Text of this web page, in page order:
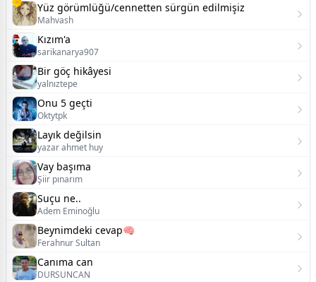
Yüz görümlüğü/cennetten sürgün edilmişiz
Mahvash
Kızım'a
sarikanarya907
Bir göç hikâyesi
yalnıztepe
Onu 5 geçti
Oktytpk
Layık değilsin
yazar ahmet huy
Vay başıma
Şiir pınarım
Suçu ne..
Adem Eminoğlu
Beynimdeki cevap🧠
Ferahnur Sultan
Canıma can
DURSUNCAN